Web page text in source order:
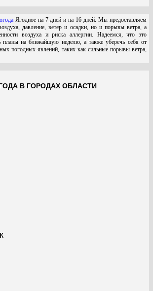
Ягодное на 7 дней и на 16 дней. Мы предоставляем
давление, ветер и осадки, но и порывы ветра, а
воздуха и риска аллергии. Надеемся, что это
планы на ближайшую неделю, а также уберечь себя от
погодных явлений, таких как сильные порывы ветра,
В ГОРОДАХ ОБЛАСТИ